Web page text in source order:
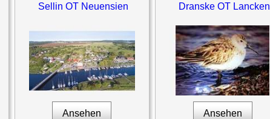
Sellin OT Neuensien
Ansehen
Dranske OT Lancken
Ansehen